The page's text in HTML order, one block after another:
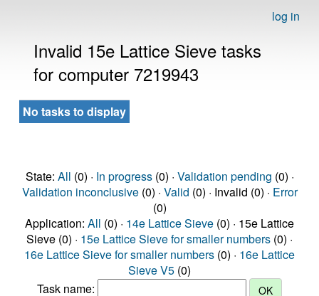
log in
Invalid 15e Lattice Sieve tasks
for computer 7219943
No tasks to display
State: All (0) · In progress(0) · Validation pending (0) ·
Validation inconclusive(0) · Valid (0) · Invalid (0) · Error
(0)
Application: All (0) · 14e Lattice Sieve (0) · 15e Lattice
Sieve (0) · 15e Lattice Sieve for smaller numbers (0) ·
16e Lattice Sieve for smaller numbers (0) · 16e Lattice
Sieve V5 (0)
Task name: